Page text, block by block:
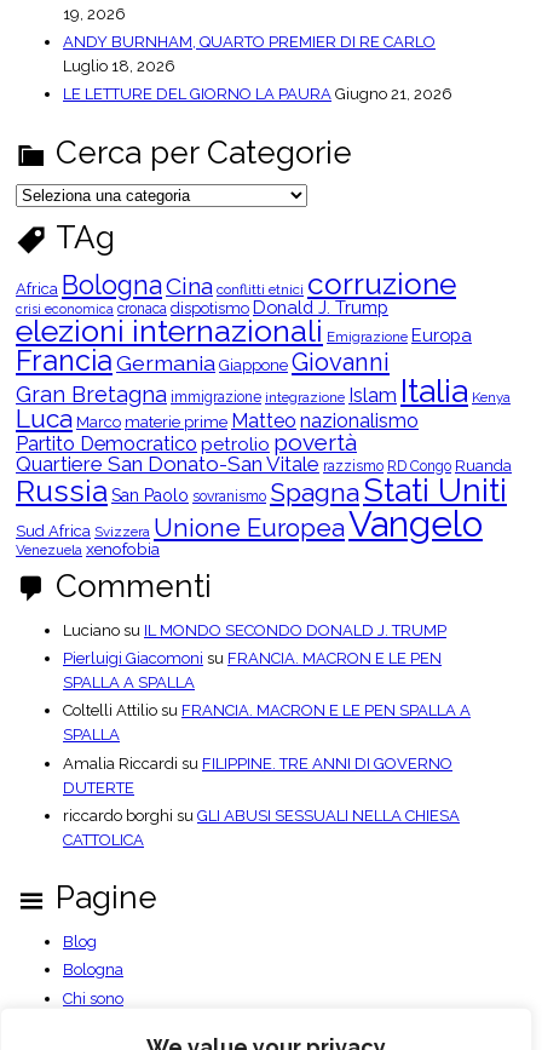
19, 2026
ANDY BURNHAM, QUARTO PREMIER DI RE CARLO
Luglio 18, 2026
LE LETTURE DEL GIORNO LA PAURA Giugno 21, 2026
Cerca per Categorie
C
e
c
a
e
r
C
a
t
e
g
o
r
i
e
TAg
Africa BolognaCina conflitti etnici corruzione
crisi economica cronaca dispotismo Donald J. Trump
elezioni internazionali Emigrazione Europa
FranciaGermania Giappone Giovanni
Gran Bretagna immigrazione integrazione Islam Italia Kenya
Luca Marco materie prime Matteo nazionalismo
Partito Democratico petrolio povertà
Quartiere San Donato-San Vitale razzismo RD Congo Ruanda
Russia San Paolo sovranismo SpagnaStati Uniti
Sud Africa Svizzera Unione EuropeaVangelo
Venezuela xenofobia
Commenti
Luciano su IL MONDO SECONDO DONALD J. TRUMP
Pierluigi Giacomoni su FRANCIA. MACRON E LE PEN
SPALLA A SPALLA
Coltelli Attilio su FRANCIA. MACRON E LE PEN SPALLA A
SPALLA
Amalia Riccardi su FILIPPINE. TRE ANNI DI GOVERNO
DUTERTE
riccardo borghi su GLI ABUSI SESSUALI NELLA CHIESA
CATTOLICA
Pagine
Blog
Bologna
Chi sono